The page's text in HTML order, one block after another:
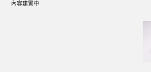
內容建置中